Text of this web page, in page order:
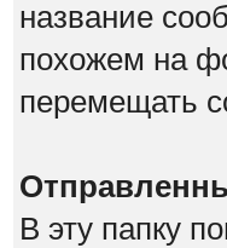
название
похожем на
перемещать
В эту папку